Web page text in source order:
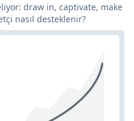
draw in, captivate, make
nasıl desteklenir?